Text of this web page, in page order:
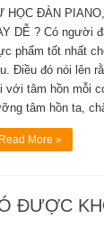
HỌC ĐÀN
DỄ ? Có người
phẩm tốt nhất
Điều đó nói lên
với tâm hồn mỗi
tâm hồn ta,
Read More »
ĐƯỢC